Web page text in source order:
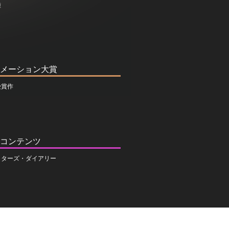
ーション大賞
作
ンテンツ
ーズ・ダイアリー